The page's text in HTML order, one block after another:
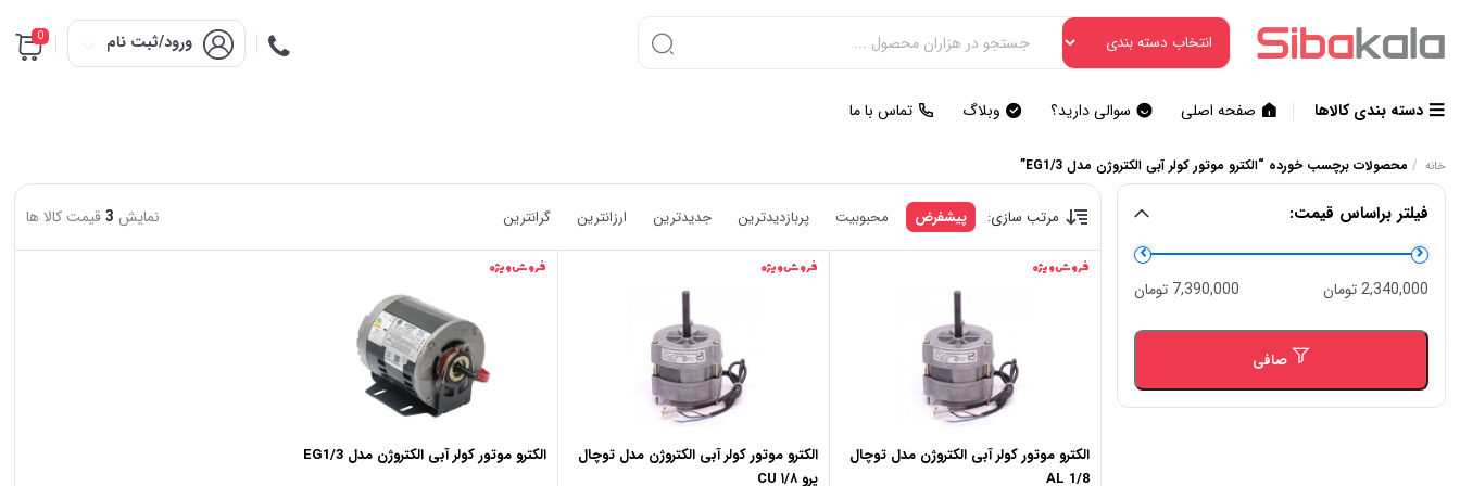
ورود/ثبت نام 0
دسته بندی کالاها صفحه اصلی سوالی دارید؟ وبلاگ تماس با ما
خانه / محصولات برچسب خورده “الکترو موتور کولر آبی الکتروژن مدل EG1/3”
فیلتر براساس قیمت:
حداقل
قیمت
حداكثر
قيمت
صافی
2,340,000 تومان 7,390,000 تومان
مرتب سازی: پیشفرض محبوبیت پربازدیدترین جدیدترین ارزانترین گرانترین نمایش 3 قیمت کالا ها
فروش ویژه
الکترو موتور کولر آبی الکتروژن مدل توچال
1/8 AL
فروش ویژه
الکترو موتور کولر آبی الکتروژن مدل توچال
پرو CU ۱/۸
فروش ویژه
الکترو موتور کولر آبی الکتروژن مدل EG1/3